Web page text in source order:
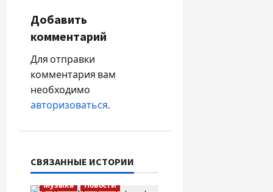
я
м
Добавить
комментарий
Для отправки
комментария вам
необходимо
авторизоваться.
СВЯЗАННЫЕ ИСТОРИИ
Музыка
Новости